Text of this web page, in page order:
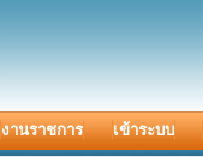
งานราชการ เข้าระบบ